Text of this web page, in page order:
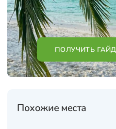
ПОЛУЧИТЬ
Похожие места